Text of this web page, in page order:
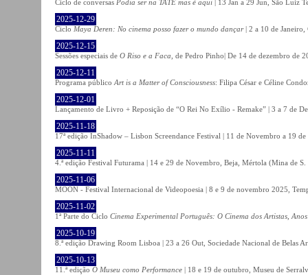
Ciclo de conversas Podia ser na TATE mas é aqui | 13 Jan a 29 Jun, São Luiz
2025-12-29
Ciclo Maya Deren: No cinema posso fazer o mundo dançar| 2 a 10 de Janeiro,
2025-12-15
Sessões especiais de O Riso e a Faca , de Pedro Pinho| De 14 de dezembro de
2025-12-11
Programa público Art is a Matter of Consciousness: Filipa César e Céline
2025-12-01
Lançamento de Livro + Reposição de “O Rei No Exílio - Remake” | 3 a 7 de
2025-11-18
17ª edição InShadow – Lisbon Screendance Festival | 11 de Novembro a 19
2025-11-11
4.ª edição Festival Futurama | 14 e 29 de Novembro, Beja, Mértola (Mina de
2025-11-06
MOON - Festival Internacional de Videopoesia | 8 e 9 de novembro 2025,
2025-11-02
1ª Parte do Ciclo Cinema Experimental Português: O Cinema dos Artistas,
2025-10-19
8.ª edição Drawing Room Lisboa | 23 a 26 Out, Sociedade Nacional de Belas
2025-10-13
11.ª edição O Museu como Performance | 18 e 19 de outubro, Museu de